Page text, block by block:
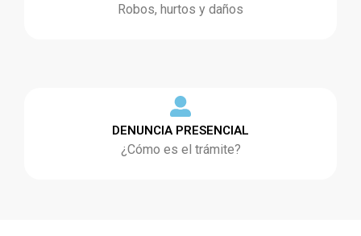
Robos, hurtos y daños
DENUNCIA PRESENCIAL
¿Cómo es el trámite?